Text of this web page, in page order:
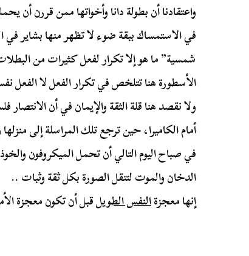
واعتقادنا أن بطولة دانا وأخواتها ممن قررن أن
في الاستمساك ببقة ضوء لا تظهر منها بشاير في
شمسية” ما هو إلا تكرار لفعل كثيرات من
الأسطورة هنا تتلخص في تكرار الفعل لا الفعل
ولا نقصد هنا قلة الثقة والإيمان في أن الانتصار
أمام الكاميرا، حين ترجع تلك المراسلة إلى
في صباح اليوم التالي أن تحمل الميكروفون
الدخان والموت لتنقل الصورة بكل ثقة وثبات ..
إنها معجزةالنفس الطويلقبل أن تكون معجزة